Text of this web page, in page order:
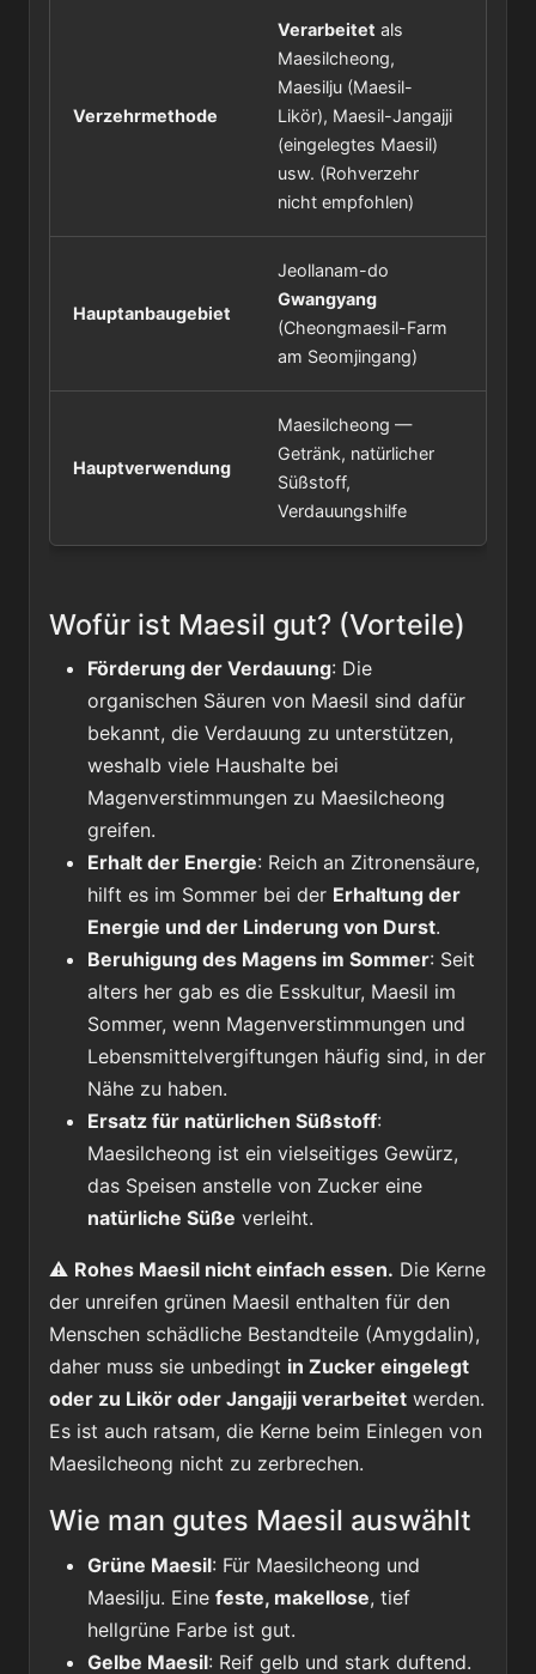
Verzehrmethode
Verarbeitet als
Maesilcheong,
Maesilju (Maesil-
Likör), Maesil-Jangajji
(eingelegtes Maesil)
usw. (Rohverzehr
nicht empfohlen)
Hauptanbaugebiet
Jeollanam-do
Gwangyang
(Cheongmaesil-Farm
am Seomjingang)
Hauptverwendung
Maesilcheong —
Getränk, natürlicher
Süßstoff,
Verdauungshilfe
Wofür ist Maesil gut? (Vorteile)
Förderung der Verdauung: Die
organischen Säuren von Maesil sind dafür
bekannt, die Verdauung zu unterstützen,
weshalb viele Haushalte bei
Magenverstimmungen zu Maesilcheong
greifen.
Erhalt der Energie: Reich an Zitronensäure,
hilft es im Sommer bei der Erhaltung der
Energie und der Linderung von Durst.
Beruhigung des Magens im Sommer: Seit
alters her gab es die Esskultur, Maesil im
Sommer, wenn Magenverstimmungen und
Lebensmittelvergiftungen häufig sind, in der
Nähe zu haben.
Ersatz für natürlichen Süßstoff:
Maesilcheong ist ein vielseitiges Gewürz,
das Speisen anstelle von Zucker eine
natürliche Süße verleiht.
⚠️ Rohes Maesil nicht einfach essen. Die Kerne
der unreifen grünen Maesil enthalten für den
Menschen schädliche Bestandteile (Amygdalin),
daher muss sie unbedingt in Zucker eingelegt
oder zu Likör oder Jangajji verarbeitet werden.
Es ist auch ratsam, die Kerne beim Einlegen von
Maesilcheong nicht zu zerbrechen.
Wie man gutes Maesil auswählt
Grüne Maesil: Für Maesilcheong und
Maesilju. Eine feste, makellose, tief
hellgrüne Farbe ist gut.
Gelbe Maesil: Reif gelb und stark duftend.